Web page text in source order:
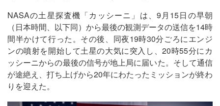
NASAの土星探査機「カッシーニ」は、9月15日の早朝
（日本時間、以下同）から最後の観測データの送信を14時
間半かけて行った。その後、同夜19時30分ごろにエンジ
ンの噴射を開始して土星の大気に突入し、20時55分にカ
ッシーニからの最後の信号が地上局に届いた。そして通信
が途絶え、打ち上げから20年にわたったミッションが終わ
りを迎えた。